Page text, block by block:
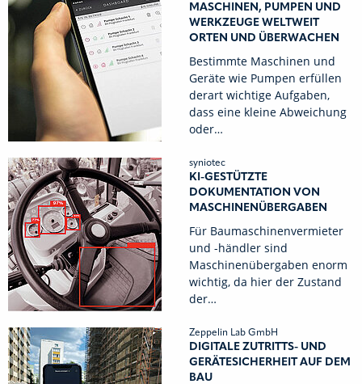
MASCHINEN, PUMPEN UND
WERKZEUGE WELTWEIT
ORTEN UND ÜBERWACHEN
Bestimmte Maschinen und
Geräte wie Pumpen erfüllen
derart wichtige Aufgaben,
dass eine kleine Abweichung
oder…
syniotec
KI-GESTÜTZTE
DOKUMENTATION VON
MASCHINENÜBERGABEN
Für Baumaschinenvermieter
und -händler sind
Maschinenübergaben enorm
wichtig, da hier der Zustand
der…
Zeppelin Lab GmbH
DIGITALE ZUTRITTS- UND
GERÄTESICHERHEIT AUF DEM
BAU